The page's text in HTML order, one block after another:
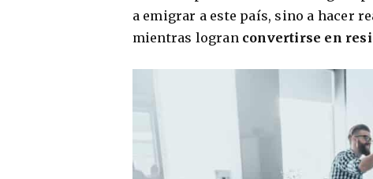
a emigrar a este país, sino a hacer
mientras logran convertirse en